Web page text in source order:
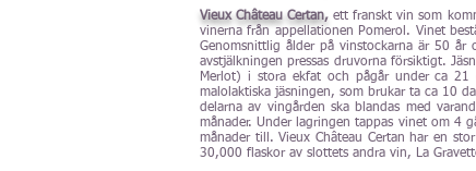
Vieux Château Certan, ett franskt vin som
vinerna från appellationen Pomerol. Vinet
Genomsnittlig ålder på vinstockarna är 50
avstjälkningen pressas druvorna försiktigt.
Merlot) i stora ekfat och pågår under ca 21
malolaktiska jäsningen, som brukar ta ca 10
delarna av vingården ska blandas med
månader. Under lagringen tappas vinet om 4
månader till. Vieux Château Certan har en
30,000 flaskor av slottets andra vin, La